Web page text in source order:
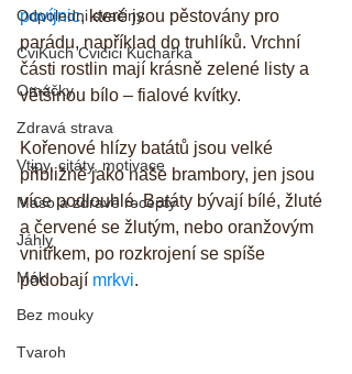
Odpoledni svačiny
CviKuch Cvičici Kuchařka
Omáčky
Zdravá strava
Vtipy, citáty, motivace
Maso a zdravé recepty
Jáhly
Mák
Bez mouky
Tvaroh
povíjnic, které jsou pěstovány pro
parádu, například do truhlíků. Vrchní
části rostlin mají krásně zelené listy a
většinou bílo – fialové kvítky.
Kořenové hlízy batátů jsou velké
přibližně jako naše brambory, jen jsou
více podlouhlé. Batáty bývají bílé, žluté
a červené se žlutým, nebo oranžovým
vnitřkem, po rozkrojení se spíše
podobají mrkvi.